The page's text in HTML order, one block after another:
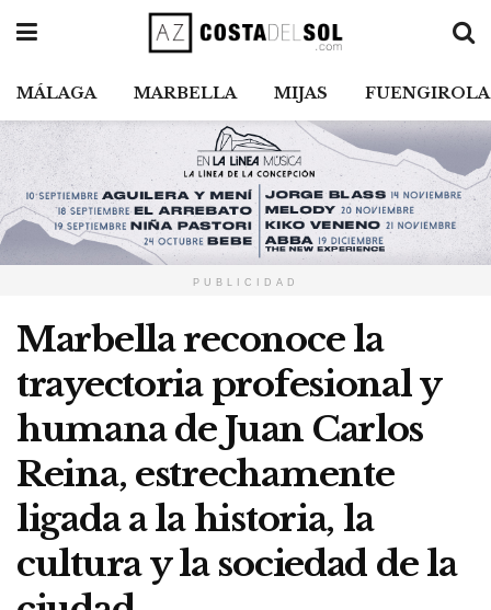
MÁLAGA MARBELLA MIJAS FUENGIROLA
PUBLICIDAD
Marbella reconoce la
trayectoria profesional y
humana de Juan Carlos
Reina, estrechamente
ligada a la historia, la
cultura y la sociedad de la